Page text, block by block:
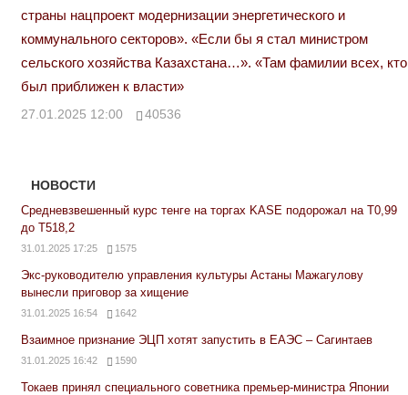
страны нацпроект модернизации энергетического и
коммунального секторов». «Если бы я стал министром
сельского хозяйства Казахстана…». «Там фамилии всех, кто
был приближен к власти»
27.01.2025 12:00 40536
НОВОСТИ
Средневзвешенный курс тенге на торгах KASE подорожал на Т0,99
до Т518,2
31.01.2025 17:25 1575
Экс-руководителю управления культуры Астаны Мажагулову
вынесли приговор за хищение
31.01.2025 16:54 1642
Взаимное признание ЭЦП хотят запустить в ЕАЭС – Сагинтаев
31.01.2025 16:42 1590
Токаев принял специального советника премьер-министра Японии